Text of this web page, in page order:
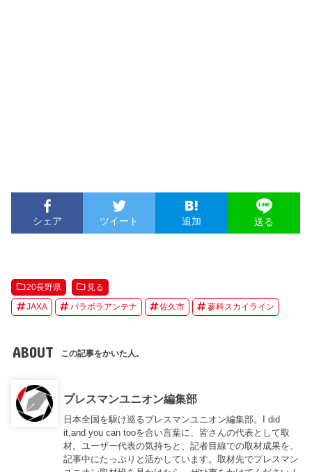
シェア ツイート 追加 送る
20長野県 見る
JAXA パラボラアンテナ 佐久市 蓼科スカイライン
ABOUT この記事をかいた人。
プレスマンユニオン編集部
日本全国を駆け巡るプレスマンユニオン編集部。I did
it,and you can tooを合い言葉に、皆さんの代表として取
材。ユーザー代表の気持ちと、記者目線での取材成果を、
記事中にたっぷりと活かしています。取材先でプレスマン